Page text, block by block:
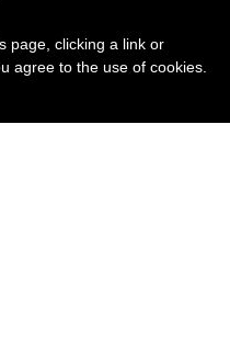
page, clicking a link or
agree to the use of cookies.